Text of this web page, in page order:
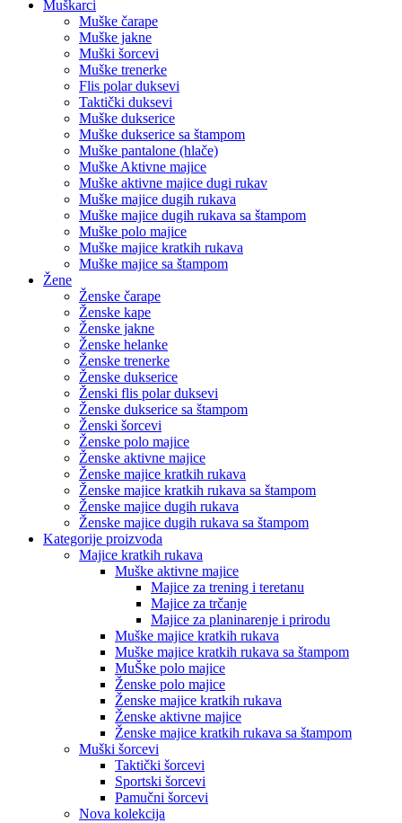
Muške jakne
Muški šorcevi
Muške trenerke
Flis polar duksevi
Taktički duksevi
Muške dukserice
Muške dukserice sa štampom
Muške pantalone (hlače)
Muške Aktivne majice
Muške aktivne majice dugi rukav
Muške majice dugih rukava
Muške majice dugih rukava sa štampom
Muške polo majice
Muške majice kratkih rukava
Muške majice sa štampom
Žene
Ženske čarape
Ženske jakne
Ženske helanke
Ženske trenerke
Ženske dukserice
Ženski flis polar duksevi
Ženske dukserice sa štampom
Ženski šorcevi
Ženske polo majice
Ženske aktivne majice
Ženske majice kratkih rukava
Ženske majice kratkih rukava sa štampom
Ženske majice dugih rukava
Ženske majice dugih rukava sa štampom
Kategorije proizvoda
Majice kratkih rukava
Muške aktivne majice
Majice za trening i teretanu
Majice za trčanje
Majice za planinarenje i prirodu
Muške majice kratkih rukava
Muške majice kratkih rukava sa štampom
MuŠke polo majice
Ženske polo majice
Ženske majice kratkih rukava
Ženske aktivne majice
Ženske majice kratkih rukava sa štampom
Muški šorcevi
Taktički šorcevi
Sportski šorcevi
Pamučni šorcevi
Nova kolekcija
Lovačka odjeća
Odjeća za planinarenje